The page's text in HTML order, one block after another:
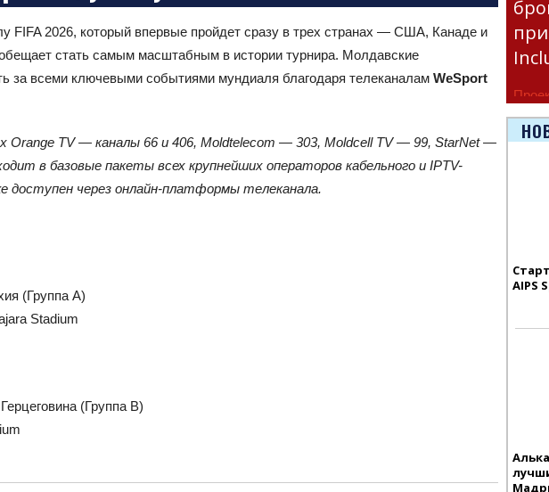
FIFA 2026, который впервые пройдет сразу в трех странах — США, Канаде и
стать самым масштабным в истории турнира. Молдавские
за всеми ключевыми событиями мундиаля благодаря телеканалам WeSport
Orange TV — каналы 66 и 406, Moldtelecom — 303, Moldcell TV — 99, StarNet —
в базовые пакеты всех крупнейших операторов кабельного и IPTV-
доступен через онлайн-платформы телеканала.
(Группа A)
Stadium
(Группа B)
AIPS